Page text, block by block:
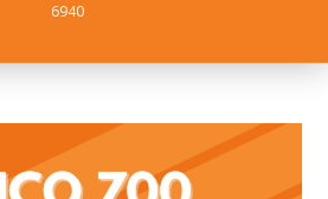
6940